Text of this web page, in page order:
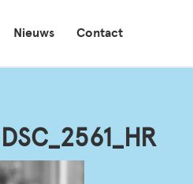
Nieuws Contact